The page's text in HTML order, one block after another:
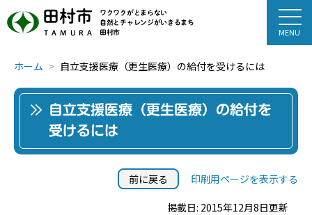
田村市
TAMURA
ワクワクがとまらない
自然とチャレンジがいきるまち
田村市
ホーム 自立支援医療（更生医療）の給付を受けるには
自立支援医療（更生医療）の給付を
受けるには
前に戻る 印刷用ページを表示する
掲載日: 2015年12月8日更新